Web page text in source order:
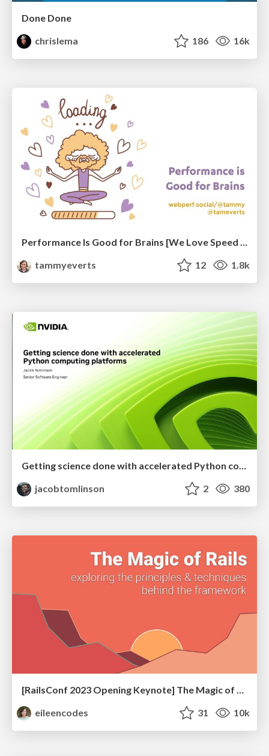
Done Done
chrislema
186 16k
Performance Is Good for Brains [We Love Speed 2024]
tammyeverts
12 1.8k
Getting science done with accelerated Python computing platforms
jacobtomlinson
2 380
eileencodes
31 10k